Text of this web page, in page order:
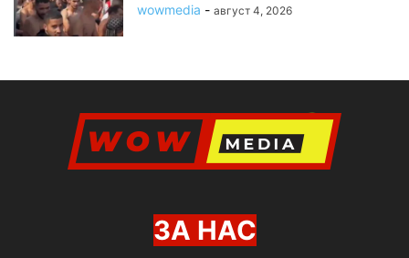
wowmedia - август 4, 2026
ЗА НАС